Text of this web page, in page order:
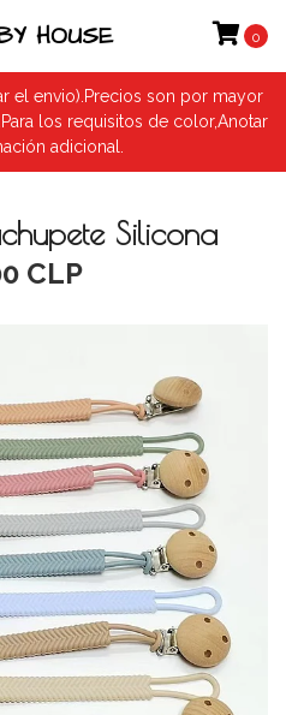
el envio).Precios son por mayor
los requisitos de color,Anotar
adicional.
HOUSE 0
Silicona
CLP